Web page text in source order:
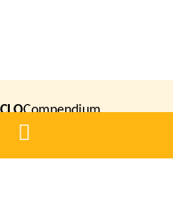
inhoud
gaan
CLOCompendium
voor de
Home